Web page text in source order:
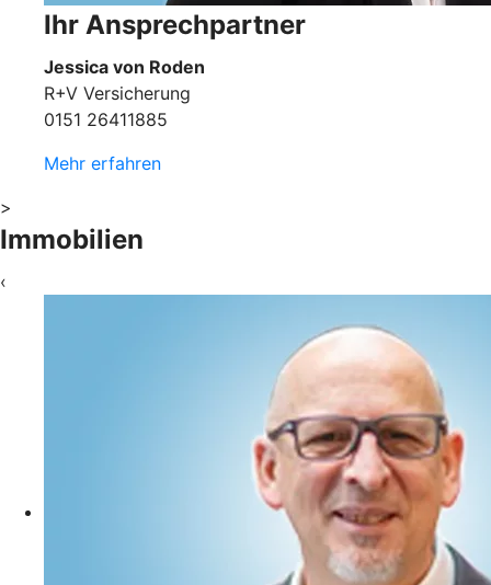
Ihr Ansprechpartner
Jessica von Roden
R+V Versicherung
0151 26411885
Mehr erfahren
>
Immobilien
‹